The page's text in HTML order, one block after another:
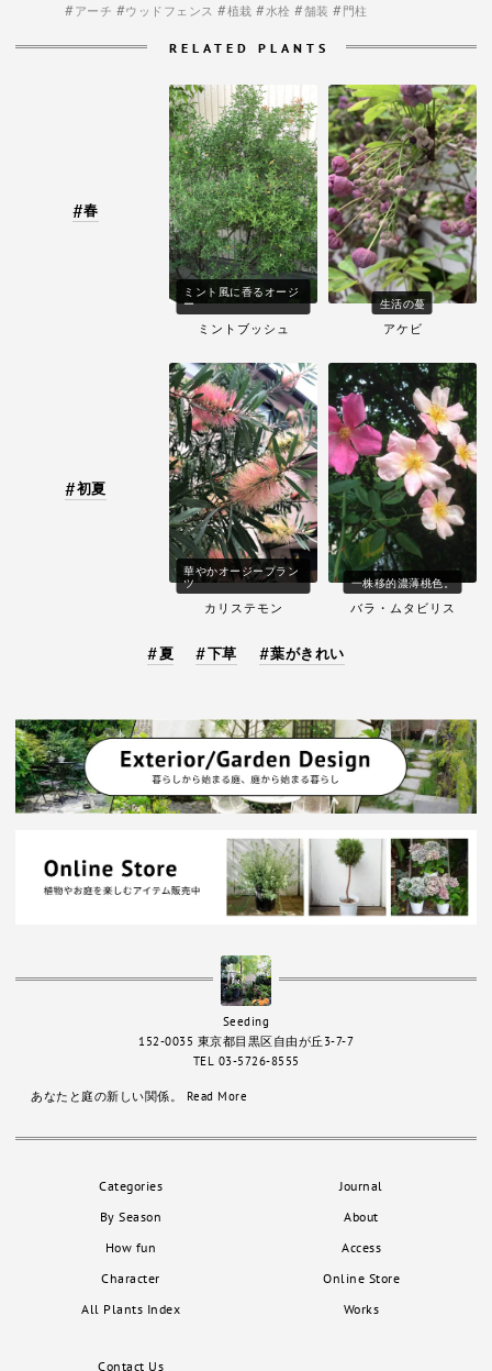
アーチ ウッドフェンス 植栽 水栓 舗装 門柱
RELATED PLANTS
春
ミント風に香るオージ
ー
ミントブッシュ
生活の蔓
アケビ
初夏
華やかオージープラン
ツ
カリステモン
一株移的濃薄桃色。
バラ・ムタビリス
夏 下草 葉がきれい
あなたと庭の新しい関係。 Read More
Seeding
152-0035 東京都目黒区自由が丘3-7-7
TEL 03-5726-8555
Categories
By Season
How fun
Character
All Plants Index
Journal
About
Access
Online Store
Works
Contact Us